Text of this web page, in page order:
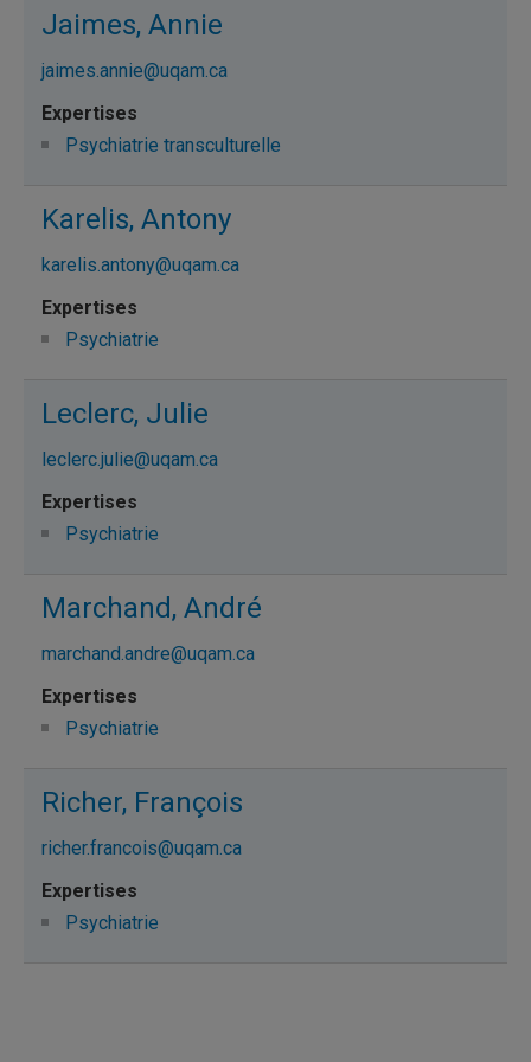
Jaimes, Annie
jaimes.annie@uqam.ca
Psychiatrie transculturelle
Karelis, Antony
karelis.antony@uqam.ca
Psychiatrie
Leclerc, Julie
leclerc.julie@uqam.ca
Psychiatrie
Marchand, André
marchand.andre@uqam.ca
Psychiatrie
Richer, François
richer.francois@uqam.ca
Psychiatrie